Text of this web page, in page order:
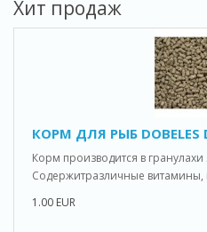
Хит продаж
КОРМ ДЛЯ РЫБ DOBELES
Корм производится в
Содержитразличные витамины,
1.00 EUR